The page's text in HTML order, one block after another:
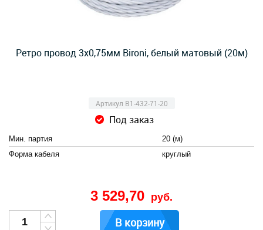
Ретро провод 3х0,75мм Bironi, белый матовый (20м)
Артикул B1-432-71-20
Под заказ
Мин. партия
20 (м)
Форма кабеля
круглый
3 529,70 руб.
В корзину